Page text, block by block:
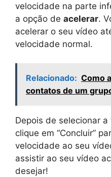
velocidade na parte
a opção de acelerar.
acelerar o seu vídeo
velocidade normal.
Relacionado: Como
contatos de um
Depois de selecionar
clique em “Concluir”
velocidade ao seu
assistir ao seu vídeo
desejar!